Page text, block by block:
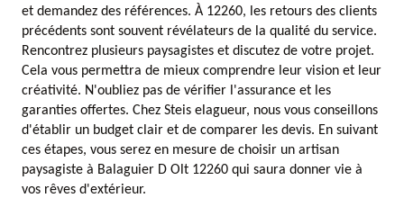
et demandez des références. À 12260, les retours des clients
précédents sont souvent révélateurs de la qualité du service.
Rencontrez plusieurs paysagistes et discutez de votre projet.
Cela vous permettra de mieux comprendre leur vision et leur
créativité. N'oubliez pas de vérifier l'assurance et les
garanties offertes. Chez Steis elagueur, nous vous conseillons
d'établir un budget clair et de comparer les devis. En suivant
ces étapes, vous serez en mesure de choisir un artisan
paysagiste à Balaguier D Olt 12260 qui saura donner vie à
vos rêves d'extérieur.